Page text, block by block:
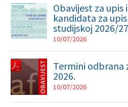
Obavijest za upis
kandidata za
studijskoj 2026/
10/07/2026
Termini odbrana
2026.
10/07/2026